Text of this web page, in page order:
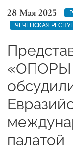
28 Мая 2025
ЧЕЧЕНСКАЯ
палатой